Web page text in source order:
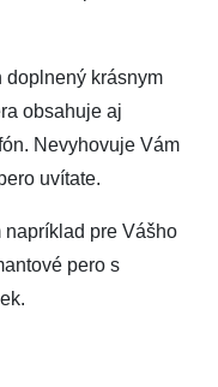
doplnený krásnym
obsahuje aj
Nevyhovuje Vám
uvítate.
napríklad pre Vášho
pero s